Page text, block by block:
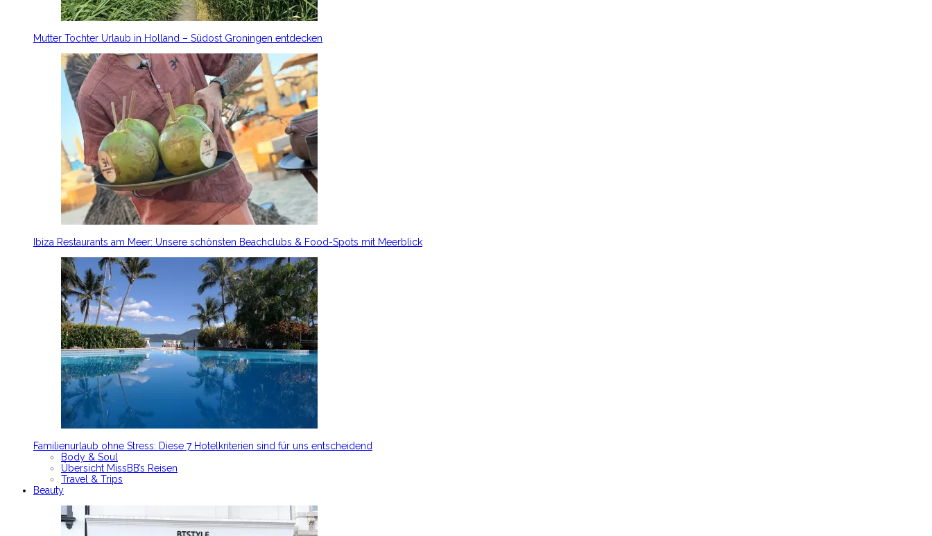
Mutter Tochter Urlaub in Holland – Südost Groningen entdecken
Ibiza Restaurants am Meer: Unsere schönsten Beachclubs & Food-Spots mit Meerblick
Familienurlaub ohne Stress: Diese 7 Hotelkriterien sind für uns entscheidend
Body & Soul
Übersicht MissBB’s Reisen
Travel & Trips
Beauty